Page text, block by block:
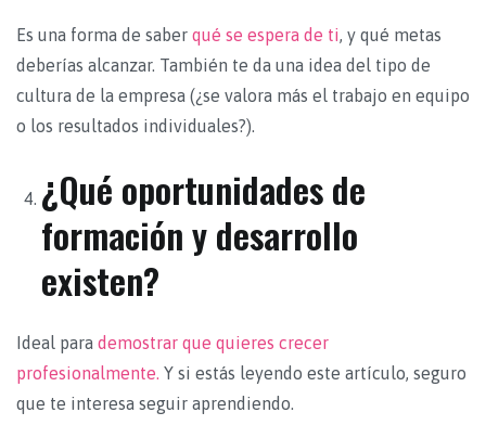
Es una forma de saber qué se espera de ti, y qué metas
deberías alcanzar. También te da una idea del tipo de
cultura de la empresa (¿se valora más el trabajo en equipo
o los resultados individuales?).
¿Qué oportunidades de
formación y desarrollo
existen?
Ideal para demostrar que quieres crecer
profesionalmente. Y si estás leyendo este artículo, seguro
que te interesa seguir aprendiendo.